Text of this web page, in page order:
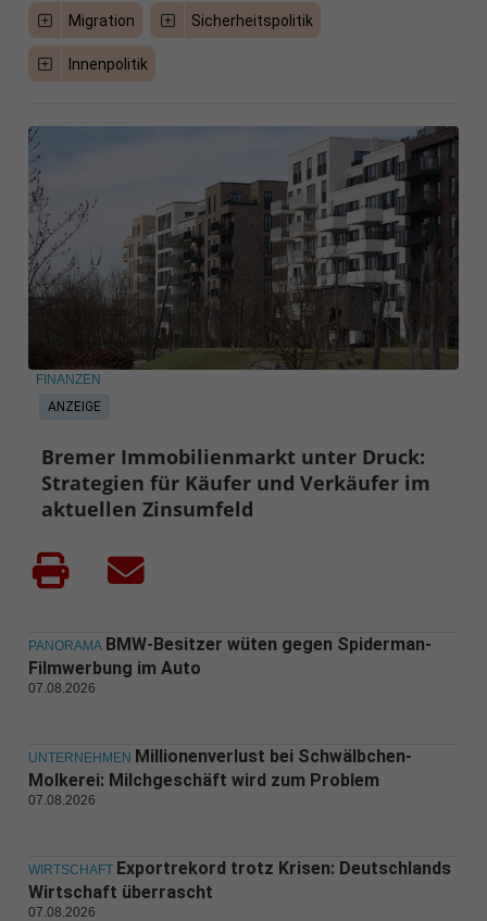
Migration Sicherheitspolitik
Innenpolitik
ANZEIGE
FINANZEN
Bremer Immobilienmarkt unter Druck:
Strategien für Käufer und Verkäufer im
aktuellen Zinsumfeld
PANORAMA BMW-Besitzer wüten gegen Spiderman-
Filmwerbung im Auto
07.08.2026
UNTERNEHMEN Millionenverlust bei Schwälbchen-
Molkerei: Milchgeschäft wird zum Problem
07.08.2026
WIRTSCHAFT Exportrekord trotz Krisen: Deutschlands
Wirtschaft überrascht
07.08.2026